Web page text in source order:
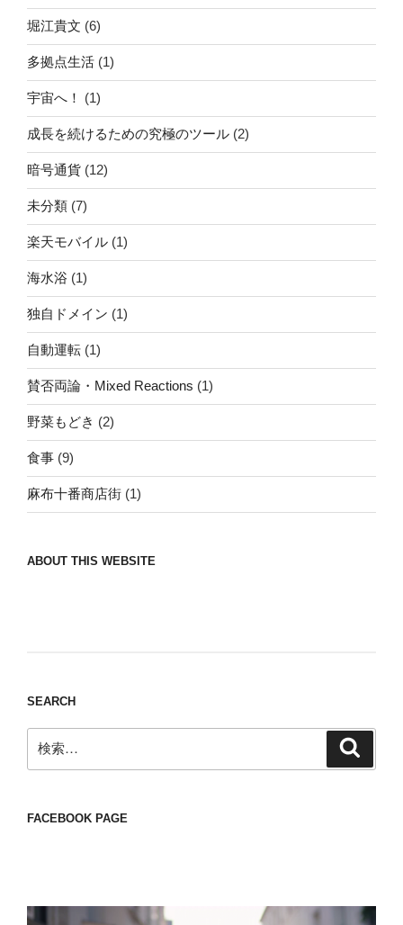
堀江貴文 (6)
多拠点生活 (1)
宇宙へ！ (1)
成長を続けるための究極のツール (2)
暗号通貨 (12)
未分類 (7)
楽天モバイル (1)
海水浴 (1)
独自ドメイン (1)
自動運転 (1)
賛否両論・Mixed Reactions (1)
野菜もどき (2)
食事 (9)
麻布十番商店街 (1)
ABOUT THIS WEBSITE
SEARCH
索:
FACEBOOK PAGE
動